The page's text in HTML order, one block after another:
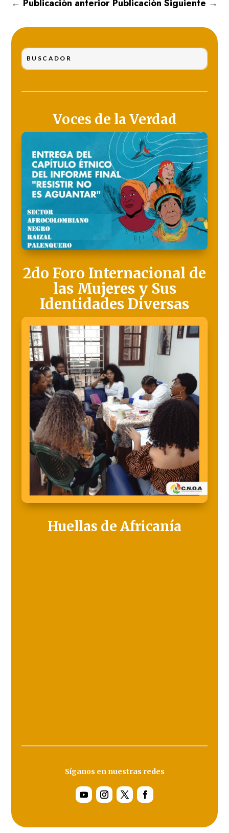
← Publicación anterior Publicación Siguiente →
Voces de la Verdad
2do Foro Internacional de
las Mujeres y Sus
Identidades Diversas
Huellas de Africanía
Síganos en nuestras redes